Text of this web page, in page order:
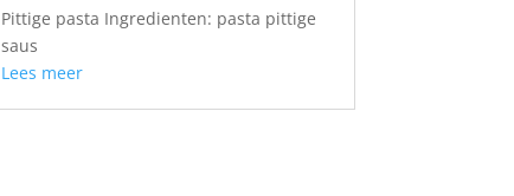
Pittige pasta Ingredienten: pasta pittige
saus
Lees meer